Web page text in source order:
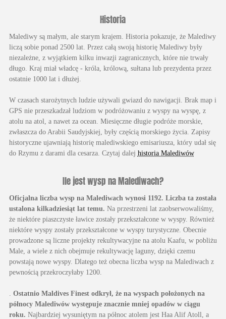
Historia
Malediwy są małym, ale starym krajem. Historia pokazuje, że Malediwy
liczą sobie ponad 2500 lat. Przez całą swoją historię Malediwy były
niezależne, z wyjątkiem kilku inwazji zagranicznych, które nie trwały
długo. Kraj miał władcę - króla, królową, sułtana lub prezydenta przez
ostatnie 1000 lat i dłużej.
W czasach starożytnych ludzie używali gwiazd do nawigacji. Brak map i
GPS nie przeszkadzał ludziom w podróżowaniu z wyspy na wyspę, z
atolu na atol, a nawet za ocean. Miesięczne długie podróże morskie,
zwłaszcza do Arabii Saudyjskiej, były częścią morskiego życia. Zapisy
historyczne ujawniają historię malediwskiego emisariusza, który udał się
do Rzymu z darami dla cesarza. Czytaj dalej historia Malediwów
Ile jest wysp na Malediwach?
Oficjalna liczba wysp na Malediwach wynosi 1192. Liczba ta została
ustalona kilkadziesiąt lat temu. Na przestrzeni lat zaobserwowaliśmy,
że niektóre piaszczyste ławice zostały przekształcone w wyspy. Również
niektóre wyspy zostały przekształcone w wyspy turystyczne. Obecnie
prowadzone są liczne projekty rekultywacyjne na atolu Kaafu, w pobliżu
Male, a wiele z nich obejmuje rekultywację laguny, dzięki czemu
powstają nowe wyspy. Dlatego też obecna liczba wysp na Malediwach z
pewnością przekroczyłaby 1200.
. Ostatnio Maldives Finest odkrył, że na wyspach położonych na
północy Malediwów występuje znacznie mniej opadów w ciągu
roku. Najbardziej wysuniętym na północ atolem jest Haa Alif Atoll, a